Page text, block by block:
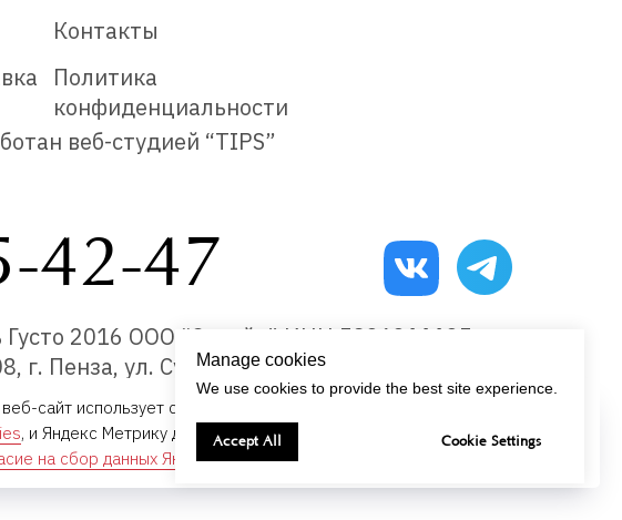
42-47
2016 ООО “Страйк” ИНН 5836311135
г. Пенза, ул. Суворова, 144 А, 1 этаж
Контакты
веб-студией “TIPS”
Политика
конфиденциальности
сайт использует cookies,
, и Яндекс Метрику для сбора информации о пользователях,
на сбор данных Яндекс Метрикой
Manage cookies
We use cookies to provide the best site experience.
Accept All Cookie Settings